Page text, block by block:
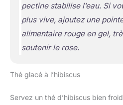
pectine stabilise l’eau. Si
plus vive, ajoutez une
alimentaire rouge en gel,
soutenir le rose.
Thé glacé à l’hibiscus
Servez un thé d’hibiscus bien